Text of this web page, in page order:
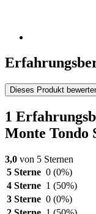
Dieses Produkt
1
Monte Tondo
3,0 von 5 Sternen
5 Sterne 0 (0%)
4 Sterne 1 (50%)
3 Sterne 0 (0%)